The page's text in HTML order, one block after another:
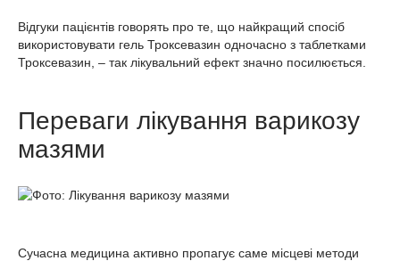
Відгуки пацієнтів говорять про те, що найкращий спосіб
використовувати гель Троксевазин одночасно з таблетками
Троксевазин, – так лікувальний ефект значно посилюється.
Переваги лікування варикозу
мазями
Сучасна медицина активно пропагує саме місцеві методи